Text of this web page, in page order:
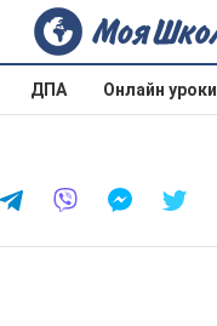
ДПА Онлайн уроки